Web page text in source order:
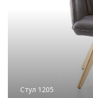
Стул 1205